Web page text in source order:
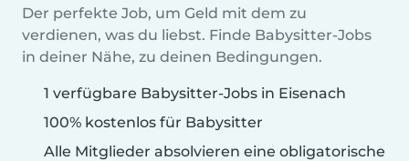
Der perfekte Job, um Geld mit dem zu
verdienen, was du liebst. Finde Babysitter-Jobs
in deiner Nähe, zu deinen Bedingungen.
1 verfügbare Babysitter-Jobs in Eisenach
100% kostenlos für Babysitter
Alle Mitglieder absolvieren eine obligatorische